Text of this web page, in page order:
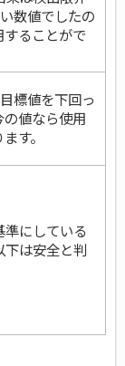
数値でしたの
ることがで
標値を下回っ
値なら使用
す。
準にしている
下は安全と判